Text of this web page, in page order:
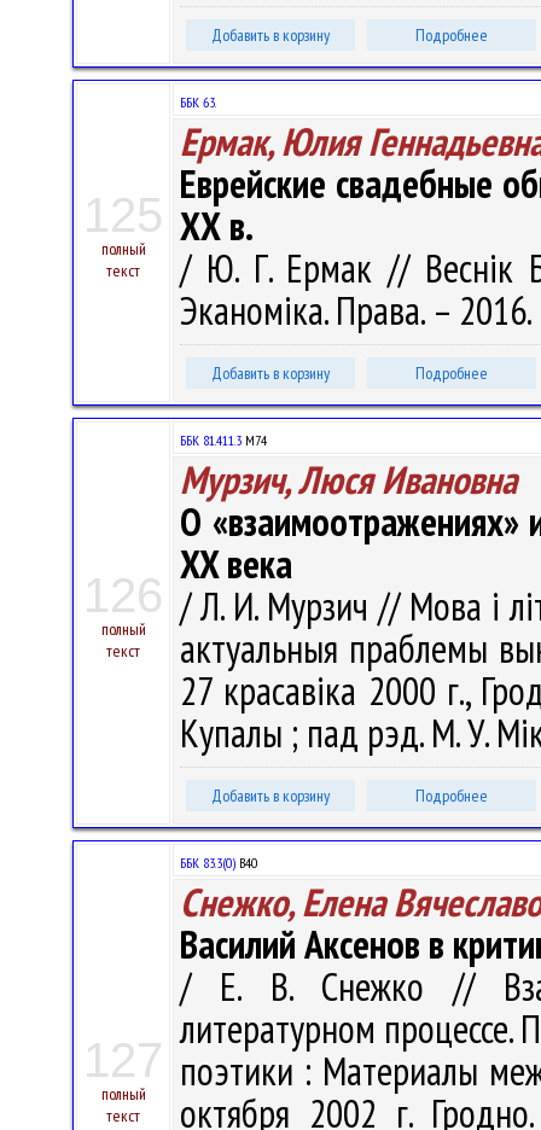
Добавить в корзину Подробнее
125
полный
текст
ББК 63.
Ермак, Юлия
Еврейские свадебные
ХХ в.
/ Ю. Г. Ермак // Веснік
Эканоміка. Права. –
Добавить в корзину Подробнее
126
полный
текст
ББК 81.411.3 М74
Мурзич, Люся Ивановна
О «взаимоотражениях»
XX века
/ Л. И. Мурзич // Мова і
актуальныя праблемы
27 красавіка 2000 г.,
Купалы ; пад рэд. М. У.
Добавить в корзину Подробнее
127
полный
текст
ББК 83.3(0) В40
Снежко, Елена
Василий Аксенов в
/ Е. В. Снежко //
литературном процессе.
поэтики : Материалы
октября 2002 г.